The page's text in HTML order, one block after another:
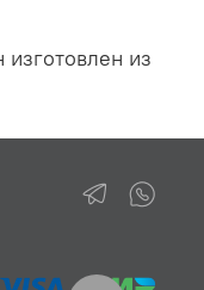
из